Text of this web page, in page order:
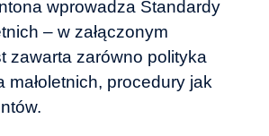
wprowadza Standardy
– w załączonym
zawarta zarówno polityka
małoletnich, procedury jak